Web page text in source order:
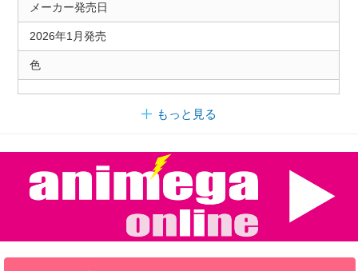
メーカー発売日
2026年1月発売
色
もっと見る